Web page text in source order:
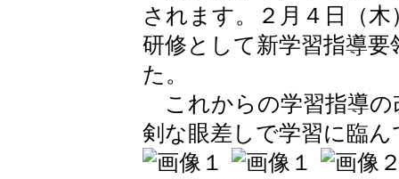
されます。２月４日（
研修として新学習指導
た。
これからの学習指導の
剣な眼差しで学習に臨